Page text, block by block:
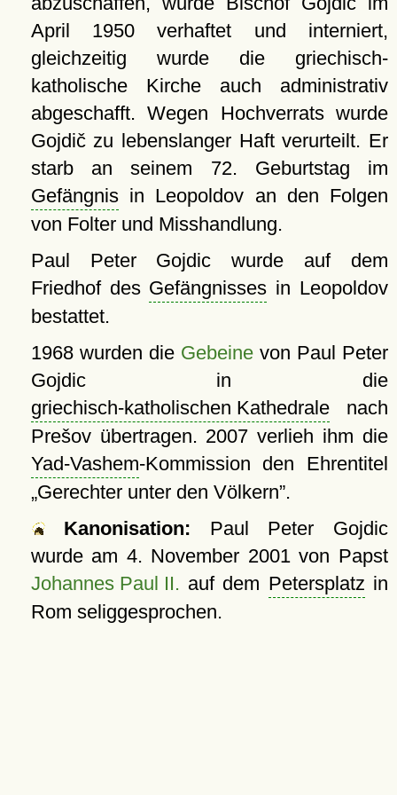
April 1950 verhaftet und interniert,
gleichzeitig wurde die griechisch-
katholische Kirche auch administrativ
abgeschafft. Wegen Hochverrats wurde
Gojdič zu lebenslanger Haft verurteilt. Er
starb an seinem 72. Geburtstag im
Gefängnisin Leopoldov an den Folgen
von Folter und Misshandlung.
Paul Peter Gojdic wurde auf dem
Friedhof des Gefängnisses in Leopoldov
bestattet.
1968 wurden die Gebeinevon Paul Peter
Gojdic in die
griechisch-katholischen Kathedralenach
Prešov übertragen. 2007 verlieh ihm die
Yad-Vashem-Kommission den Ehrentitel
Gerechter unter den Völkern .
Kanonisation: Paul Peter Gojdic
wurde am 4. November 2001von Papst
Johannes Paul II. auf dem Petersplatz in
Rom seliggesprochen.